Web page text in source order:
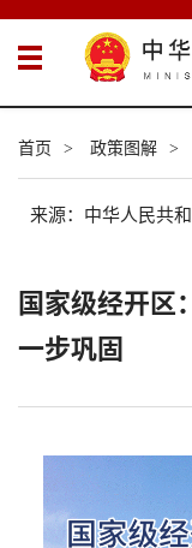
首页 > 政策图解 >
来源：中华人民共
国家级经开区
一步巩固